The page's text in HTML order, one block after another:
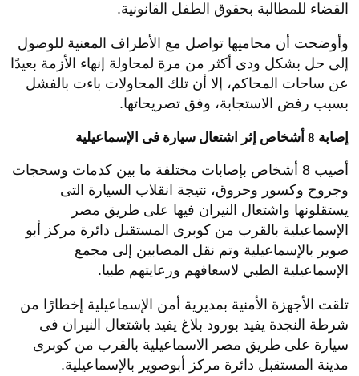
القضاء للمطالبة بحقوق الطفل القانونية.
وأوضحت أن محاميها تواصل مع الأطراف المعنية للوصول
إلى حل بشكل ودى أكثر من مرة لمحاولة إنهاء الأزمة بعيدًا
عن ساحات المحاكم، إلا أن تلك المحاولات باءت بالفشل
بسبب رفض الاستجابة، وفق تصريحاتها.
إصابة 8 أشخاص إثر اشتعال سيارة فى الإسماعيلية
أصيب 8 أشخاص بإصابات مختلفة ما بين كدمات وسحجات
وجروح وكسور وحروق، نتيجة انقلاب السيارة التى
يستقلونها واشتعال النيران فيها على طريق مصر
الإسماعيلية بالقرب من كوبرى المستقبل دائرة مركز أبو
صوير بالإسماعيلية وتم نقل المصابين إلى مجمع
الإسماعيلية الطبي لاسعافهم ورعايتهم طبيا.
تلقت الأجهزة الأمنية بمديرية أمن الإسماعيلية إخطارًا من
شرطة النجدة يفيد بورود بلاغ يفيد باشتعال النيران فى
سيارة على طريق مصر الاسماعيلية بالقرب من كوبرى
مدينة المستقبل دائرة مركز أبوصوير بالإسماعيلية.